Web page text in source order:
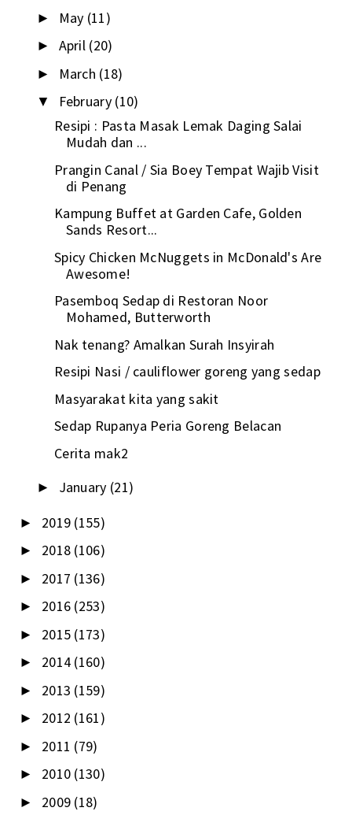
► May (11)
► April (20)
► March (18)
▼ February (10)
Resipi : Pasta Masak Lemak Daging Salai
Mudah dan ...
Prangin Canal / Sia Boey Tempat Wajib Visit
di Penang
Kampung Buffet at Garden Cafe, Golden
Sands Resort...
Spicy Chicken McNuggets in McDonald's Are
Awesome!
Pasemboq Sedap di Restoran Noor
Mohamed, Butterworth
Nak tenang? Amalkan Surah Insyirah
Resipi Nasi / cauliflower goreng yang sedap
Masyarakat kita yang sakit
Sedap Rupanya Peria Goreng Belacan
Cerita mak2
► January (21)
► 2019 (155)
► 2018 (106)
► 2017 (136)
► 2016 (253)
► 2015 (173)
► 2014 (160)
► 2013 (159)
► 2012 (161)
► 2011 (79)
► 2010 (130)
► 2009 (18)